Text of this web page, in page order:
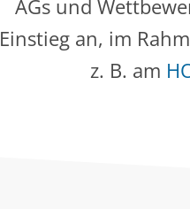
AGs und
Einstieg an, im
z. B. am